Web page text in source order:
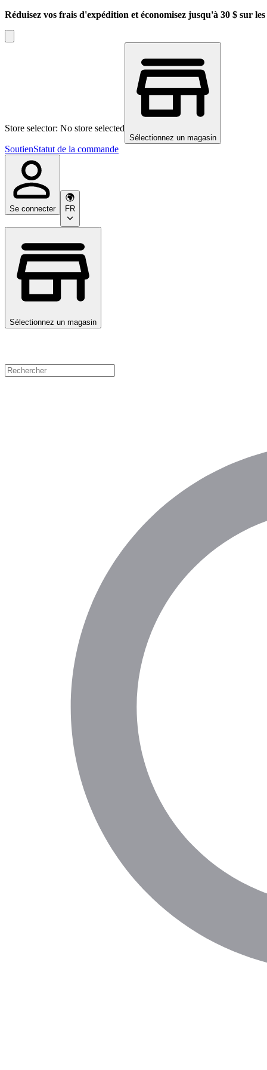
Réduisez vos frais d'expédition et économisez jusqu'à 30 $ sur
Store selector: No store selected
Sélectionnez un magasin
SoutienStatut de la commande
Se connecter FR
Sélectionnez un magasin